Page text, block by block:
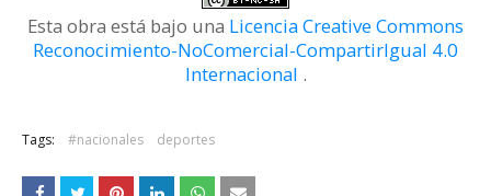
Esta obra está bajo una Licencia Creative Commons
Reconocimiento-NoComercial-CompartirIgual 4.0
Internacional .
Tags: #nacionales deportes